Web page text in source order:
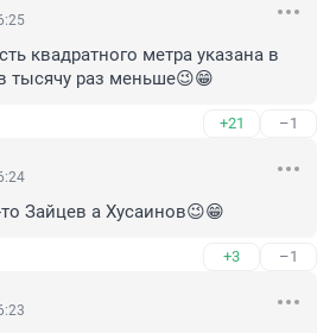
квадратного метра указана в
тысячу раз меньше😉😁
+21 –1
Зайцев а Хусаинов😉😁
+3 –1